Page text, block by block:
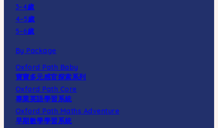
3–4歲
4–5歲
5–6歲
By Package
Oxford Path Baby
寶寶多元感官探索系列
Oxford Path Core
專業英語學習系統
Oxford Path Maths Adventure
早期數學學習系統